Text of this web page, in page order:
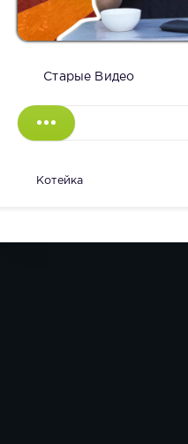
Старые Видео
Котейка